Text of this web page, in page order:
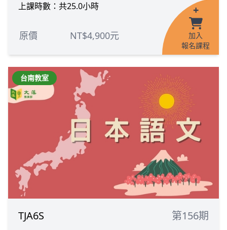
上課時數：共25.0小時
原價 NT$4,900元
+
加入
報名課程
台南教室
TJA6S 第156期